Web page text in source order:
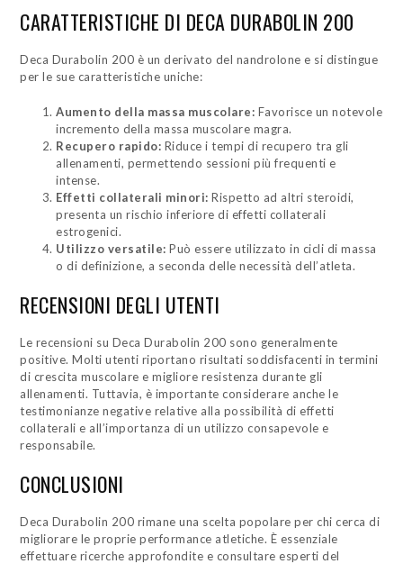
CARATTERISTICHE DI DECA DURABOLIN 200
Deca Durabolin 200 è un derivato del nandrolone e si distingue
per le sue caratteristiche uniche:
Aumento della massa muscolare: Favorisce un notevole
incremento della massa muscolare magra.
Recupero rapido: Riduce i tempi di recupero tra gli
allenamenti, permettendo sessioni più frequenti e
intense.
Effetti collaterali minori: Rispetto ad altri steroidi,
presenta un rischio inferiore di effetti collaterali
estrogenici.
Utilizzo versatile: Può essere utilizzato in cicli di massa
o di definizione, a seconda delle necessità dell’atleta.
RECENSIONI DEGLI UTENTI
Le recensioni su Deca Durabolin 200 sono generalmente
positive. Molti utenti riportano risultati soddisfacenti in termini
di crescita muscolare e migliore resistenza durante gli
allenamenti. Tuttavia, è importante considerare anche le
testimonianze negative relative alla possibilità di effetti
collaterali e all’importanza di un utilizzo consapevole e
responsabile.
CONCLUSIONI
Deca Durabolin 200 rimane una scelta popolare per chi cerca di
migliorare le proprie performance atletiche. È essenziale
effettuare ricerche approfondite e consultare esperti del